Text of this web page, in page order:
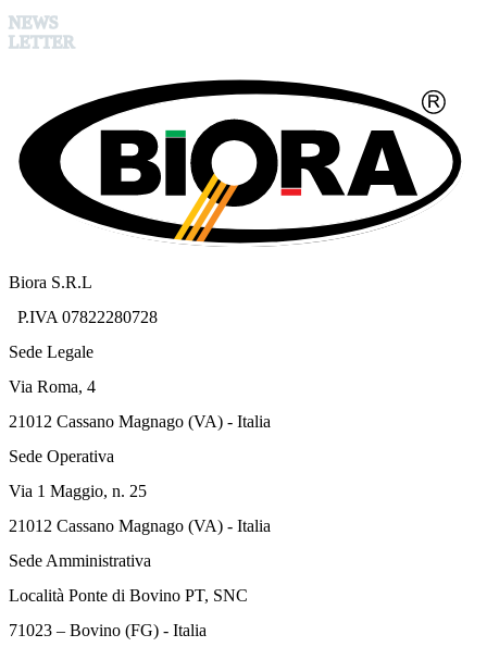
NEWS
LETTER
Biora S.R.L
P.IVA 07822280728
Sede Legale
Via Roma, 4
21012 Cassano Magnago (VA) - Italia
Sede Operativa
Via 1 Maggio, n. 25
21012 Cassano Magnago (VA) - Italia
Sede Amministrativa
Località Ponte di Bovino PT, SNC
71023 – Bovino (FG) - Italia